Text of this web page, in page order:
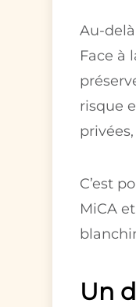
Au-
Face à
risque
C’est
MiCA
Un